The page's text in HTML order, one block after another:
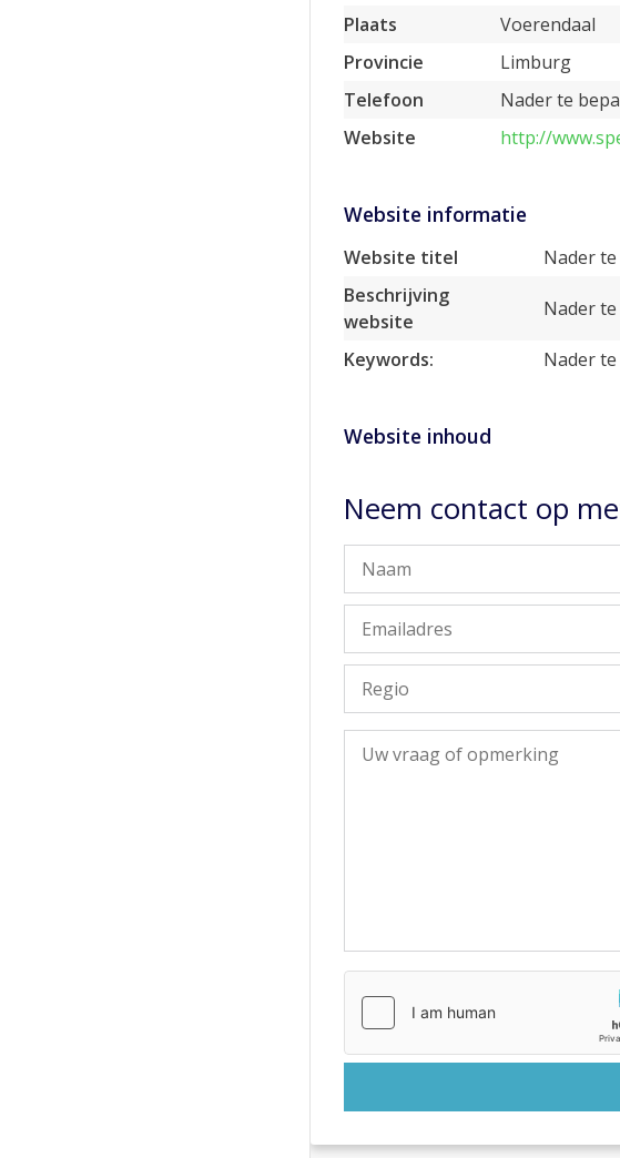
Plaats
Voerendaal
Provincie
Limburg
Telefoon
Nader te
Website
http://
Website informatie
Website titel
Nader
Beschrijving
website
Nader
Keywords: Nader
Website inhoud
Neem contact op